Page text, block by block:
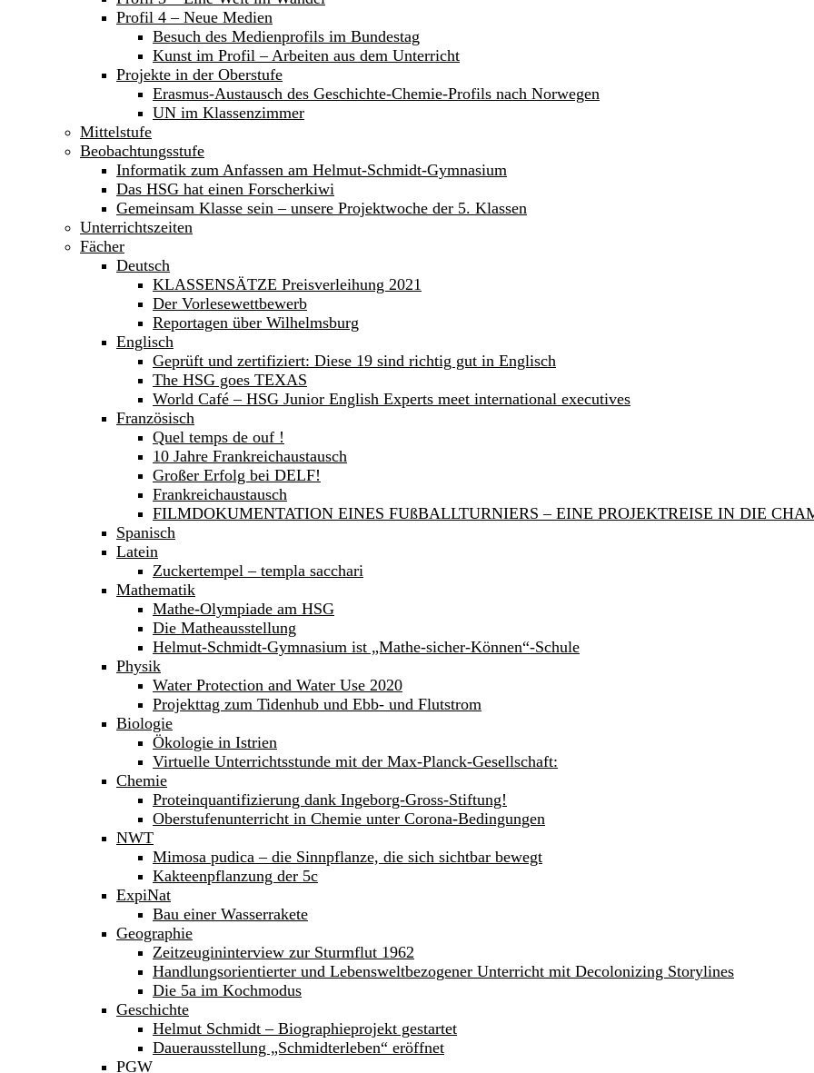
Profil 4 – Neue Medien
Besuch des Medienprofils im Bundestag
Kunst im Profil – Arbeiten aus dem Unterricht
Projekte in der Oberstufe
Erasmus-Austausch des Geschichte-Chemie-Profils nach Norwegen
UN im Klassenzimmer
Mittelstufe
Beobachtungsstufe
Informatik zum Anfassen am Helmut-Schmidt-Gymnasium
Das HSG hat einen Forscherkiwi
Gemeinsam Klasse sein – unsere Projektwoche der 5. Klassen
Unterrichtszeiten
Fächer
Deutsch
KLASSENSÄTZE Preisverleihung 2021
Der Vorlesewettbewerb
Reportagen über Wilhelmsburg
Englisch
Geprüft und zertifiziert: Diese 19 sind richtig gut in Englisch
The HSG goes TEXAS
World Café – HSG Junior English Experts meet international executives
Französisch
Quel temps de ouf !
10 Jahre Frankreichaustausch
Großer Erfolg bei DELF!
Frankreichaustausch
FILMDOKUMENTATION EINES FUßBALLTURNIERS – EINE PROJEKTREISE IN DIE
Spanisch
Latein
Zuckertempel – templa sacchari
Mathematik
Mathe-Olympiade am HSG
Die Matheausstellung
Helmut-Schmidt-Gymnasium ist „Mathe-sicher-Können“-Schule
Physik
Water Protection and Water Use 2020
Projekttag zum Tidenhub und Ebb- und Flutstrom
Biologie
Ökologie in Istrien
Virtuelle Unterrichtsstunde mit der Max-Planck-Gesellschaft:
Chemie
Proteinquantifizierung dank Ingeborg-Gross-Stiftung!
Oberstufenunterricht in Chemie unter Corona-Bedingungen
NWT
Mimosa pudica – die Sinnpflanze, die sich sichtbar bewegt
Kakteenpflanzung der 5c
ExpiNat
Bau einer Wasserrakete
Geographie
Zeitzeugininterview zur Sturmflut 1962
Handlungsorientierter und Lebensweltbezogener Unterricht mit Decolonizing Storylines
Die 5a im Kochmodus
Geschichte
Helmut Schmidt – Biographieprojekt gestartet
Dauerausstellung „Schmidterleben“ eröffnet
PGW